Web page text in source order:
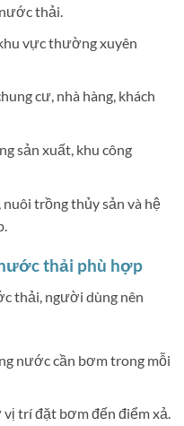
thải.
vực thường xuyên
cư, nhà hàng, khách
sản xuất, khu công
trồng thủy sản và hệ
thải phù hợp
thải, người dùng nên
nước cần bơm trong mỗi
trí đặt bơm đến điểm xả.